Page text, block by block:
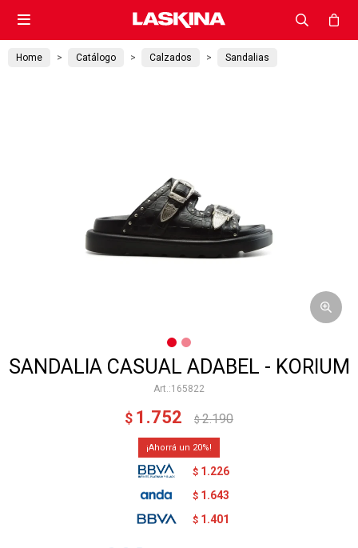

Home Catálogo Calzados Sandalias
SANDALIA CASUAL ADABEL - KORIUM
165822
$ 1.752 $ 2.190
20
$ 1.226
$ 1.643
$ 1.401